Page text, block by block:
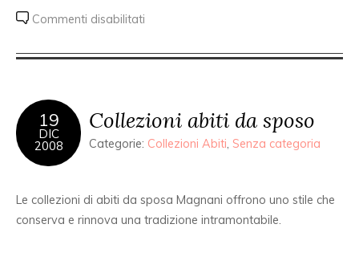
Commenti disabilitati
19
DIC
2008
Collezioni abiti da sposo
Categorie: Collezioni Abiti Senza categoria
Le collezioni di abiti da sposa Magnani offrono uno stile che
conserva e rinnova una tradizione intramontabile.